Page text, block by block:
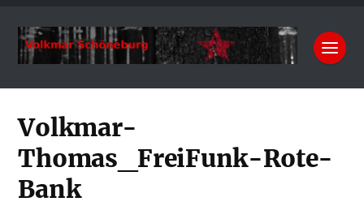
Volkmar-
Thomas_FreiFunk-Rote-
Bank